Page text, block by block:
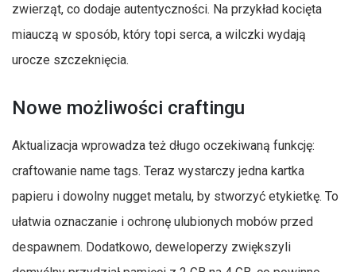
zwierząt, co dodaje autentyczności. Na przykład kocięta
miauczą w sposób, który topi serca, a wilczki wydają
urocze szczeknięcia.
Nowe możliwości craftingu
Aktualizacja wprowadza też długo oczekiwaną funkcję:
craftowanie name tags. Teraz wystarczy jedna kartka
papieru i dowolny nugget metalu, by stworzyć etykietkę. To
ułatwia oznaczanie i ochronę ulubionych mobów przed
despawnem. Dodatkowo, deweloperzy zwiększyli